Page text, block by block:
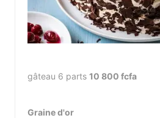
gâteau 6 parts 10 800 fcfa
Graine d'or